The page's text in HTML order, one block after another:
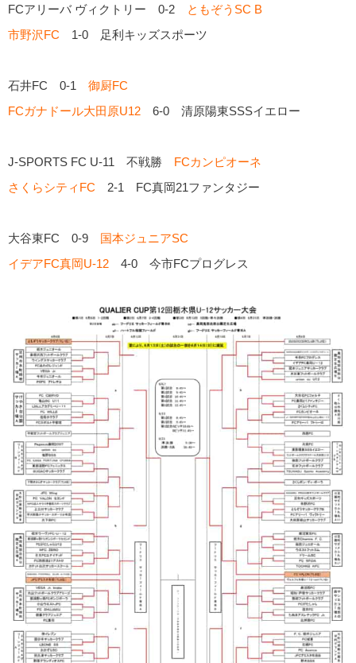
FCアリーバ ヴィクトリー 0-2
ともぞうSC B
市野沢FC 1-0 足利キッズスポーツ
石井FC 0-1 御厨FC
FCガナドール大田原U12 6-0 清原陽東SSSイエロー
J-SPORTS FC U-11 不戦勝 FCカンピオーネ
さくらシティFC 2-1 FC真岡21ファンタジー
大谷東FC 0-9 国本ジュニアSC
イデアFC真岡U-12 4-0 今市FCプログレス